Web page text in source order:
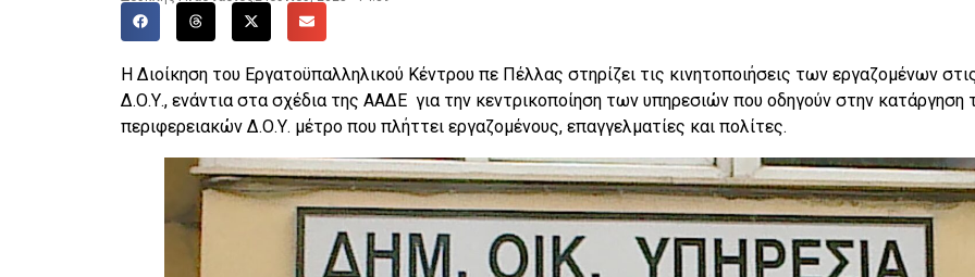
Η Διοίκηση του Εργατοϋπαλληλικού Κέντρου πε Πέλλας στηρίζει τις κινητοποιήσεις των εργαζομένων
Δ.Ο.Υ., ενάντια στα σχέδια της ΑΑΔΕ για την κεντρικοποίηση των υπηρεσιών που οδηγούν στην κατάργηση
περιφερειακών Δ.Ο.Υ. μέτρο που πλήττει εργαζομένους, επαγγελματίες και πολίτες.